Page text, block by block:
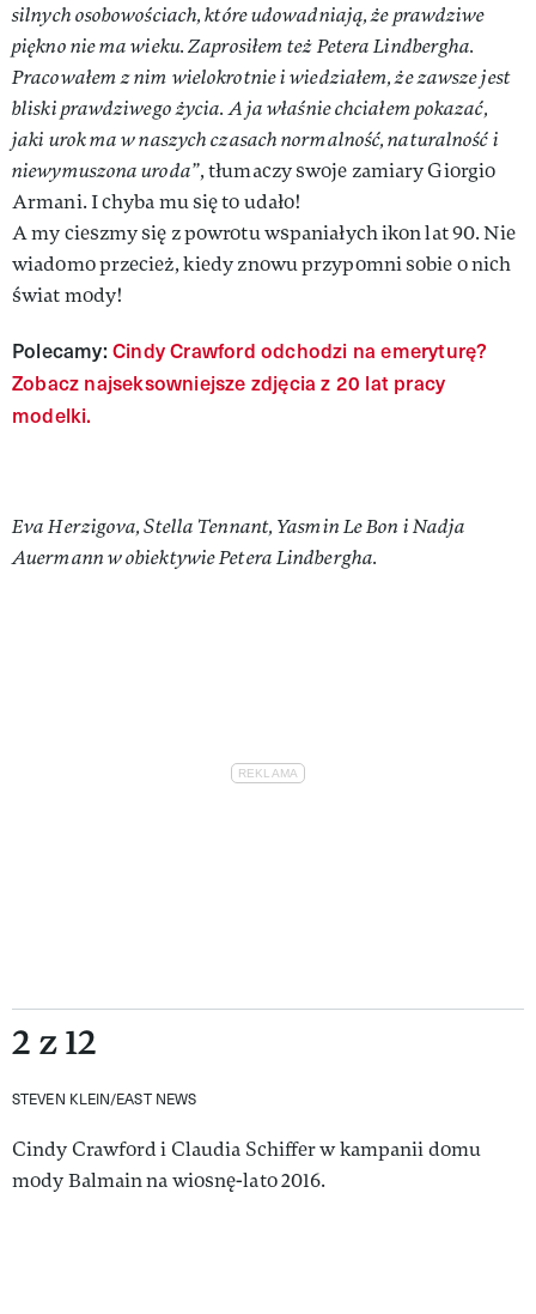
silnych osobowościach, które udowadniają, że prawdziwe
piękno nie ma wieku. Zaprosiłem też Petera Lindbergha.
Pracowałem z nim wielokrotnie i wiedziałem, że zawsze jest
bliski prawdziwego życia. A ja właśnie chciałem pokazać,
jaki urok ma w naszych czasach normalność, naturalność i
niewymuszona uroda”, tłumaczy swoje zamiary Giorgio
Armani. I chyba mu się to udało!
A my cieszmy się z powrotu wspaniałych ikon lat 90. Nie
wiadomo przecież, kiedy znowu przypomni sobie o nich
świat mody!
Polecamy: Cindy Crawford odchodzi na emeryturę?
Zobacz najseksowniejsze zdjęcia z 20 lat pracy
modelki.
Eva Herzigova, Stella Tennant, Yasmin Le Bon i Nadja
Auermann w obiektywie Petera Lindbergha.
2 z 12
STEVEN KLEIN/EAST NEWS
Cindy Crawford i Claudia Schiffer w kampanii domu
mody Balmain na wiosnę-lato 2016.